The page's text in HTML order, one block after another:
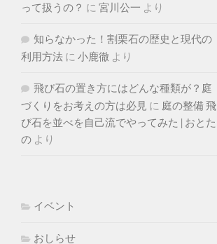
って扱うの？ に 宮川公一 より
知らなかった！割栗石の歴史と現代の
利用方法 に 小鹿徹 より
飛び石の置き方にはどんな種類が？庭
づくりをお考えの方は必見 に 庭の整備 飛
び石を並べを自己流でやってみた | おとた
の より
イベント
おしらせ